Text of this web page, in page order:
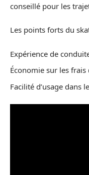
conseillé pour les
Les points forts du
Expérience de
Économie sur les
Facilité d’usage dans